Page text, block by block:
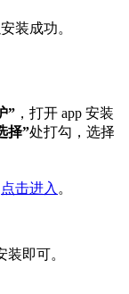
装成功。
” ，打开 app 安装
择”处打勾，选择
点击进入 。
装即可。